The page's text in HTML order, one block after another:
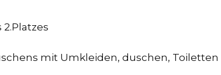
mit Umkleiden, duschen, Toiletten